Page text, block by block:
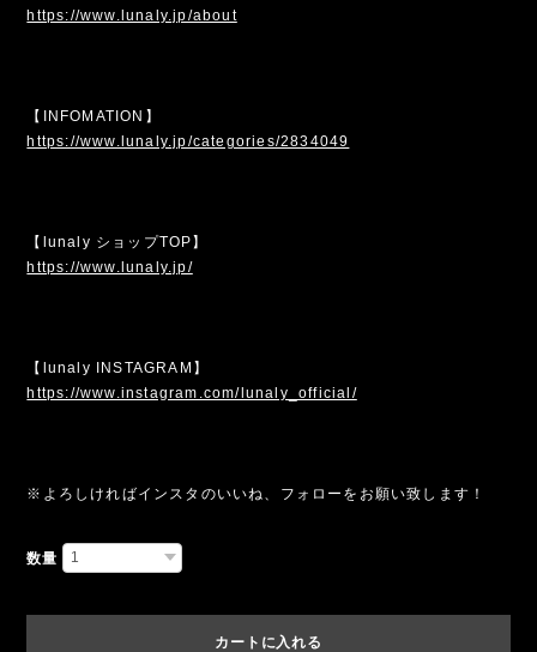
https://www.lunaly.jp/about
【INFOMATION】
https://www.lunaly.jp/categories/2834049
【lunaly ショップTOP】
https://www.lunaly.jp/
【lunaly INSTAGRAM】
https://www.instagram.com/lunaly_official/
※よろしければインスタのいいね、フォローをお願い致します！
数量
カートに入れる